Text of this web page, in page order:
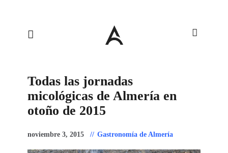
Todas las jornadas
micológicas de Almería en
otoño de 2015
noviembre 3, 2015 Gastronomía de Almería